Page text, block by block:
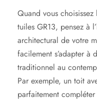
Quand vous
tuiles GR13, pensez à
architectural de votre
facilement s’adapter à
traditionnel au
Par exemple, un toit
parfaitement